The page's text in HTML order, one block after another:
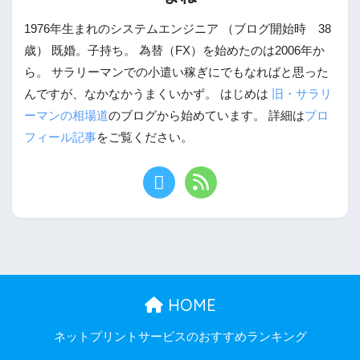
1976年生まれのシステムエンジニア （ブログ開始時 38
歳） 既婚。子持ち。 為替（FX）を始めたのは2006年か
ら。 サラリーマンでの小遣い稼ぎにでもなればと思った
んですが、なかなかうまくいかず。 はじめは
旧・サラリ
ーマンの相場道のブログから始めています。 詳細はプロ
フィール記事をご覧ください。
HOME
ネットプリントサービスのおすすめランキング